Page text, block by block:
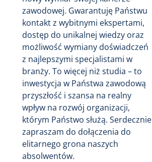
zawodowej. Gwarantuję Państwu
kontakt z wybitnymi ekspertami,
dostęp do unikalnej wiedzy oraz
możliwość wymiany doświadczeń
z najlepszymi specjalistami w
branży. To więcej niż studia – to
inwestycja w Państwa zawodową
przyszłość i szansa na realny
wpływ na rozwój organizacji,
którym Państwo służą. Serdecznie
zapraszam do dołączenia do
elitarnego grona naszych
absolwentów.